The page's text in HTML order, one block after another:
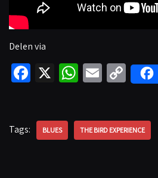
Delen via
Fa
o
X W
sA
E C
o
y
Tags: BLUES THE BIRD EXPERIENCE